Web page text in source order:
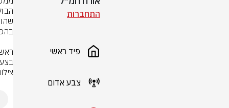
התחברות
פיד ראשי
צבע אדום